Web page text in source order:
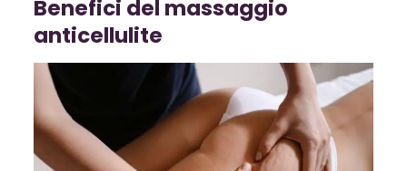
Benefici del massaggio
anticellulite